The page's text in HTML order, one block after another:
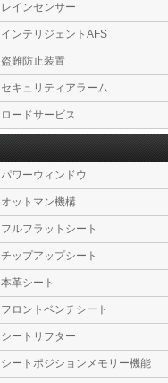
レインセンサー
インテリジェントAFS
盗難防止装置
セキュリティアラーム
ロードサービス
パワーウィンドウ
オットマン機構
フルフラットシート
チップアップシート
本革シート
フロントベンチシート
シートリフター
シートポジションメモリー機能